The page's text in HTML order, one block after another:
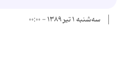
سه‌شنبه ۱ تیر ۱۳۸۹ - ۰۰:۰۰